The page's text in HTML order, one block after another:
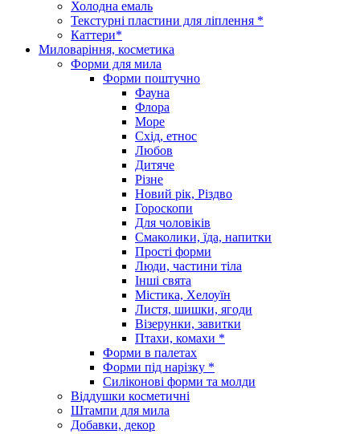
Холодна емаль
Текстурні пластини для ліплення *
Каттери*
Миловаріння, косметика
Форми для мила
Форми поштучно
Фауна
Флора
Море
Схід, етнос
Любов
Дитяче
Різне
Новий рік, Різдво
Гороскопи
Для чоловіків
Смаколики, їда, напитки
Прості форми
Люди, частини тіла
Інші свята
Містика, Хелоуїн
Листя, шишки, ягоди
Візерунки, завитки
Птахи, комахи *
Форми в палетах
Форми під нарізку *
Силіконові форми та молди
Віддушки косметичні
Штампи для мила
Добавки, декор